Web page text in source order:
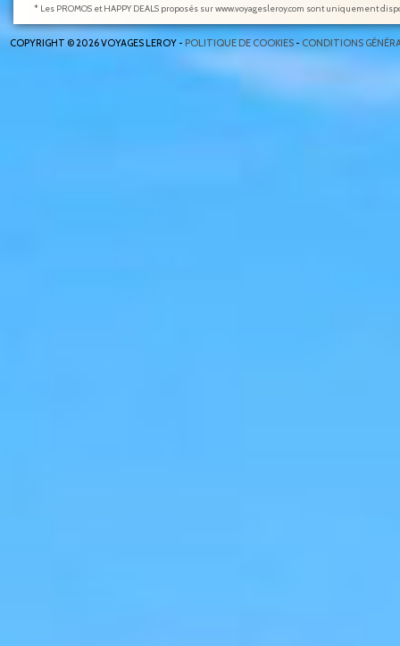
* Les PROMOS et HAPPY DEALS proposés sur www.voyagesleroy.com sont uniquement
COPYRIGHT © 2026 VOYAGES LEROY - POLITIQUE DE COOKIES - CONDITIONS